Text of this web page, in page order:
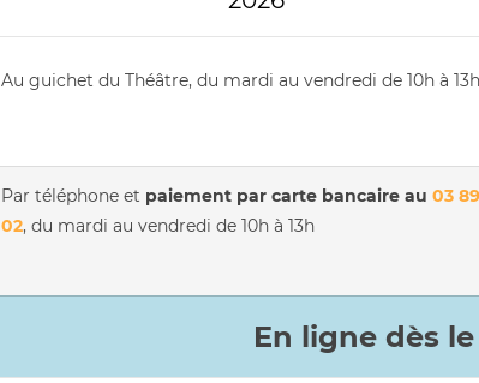
Au guichet du Théâtre, du mardi au vendredi de 10h à 13h
Par téléphone et paiement par carte bancaire au 03
02, du mardi au vendredi de 10h à 13h
En ligne dès